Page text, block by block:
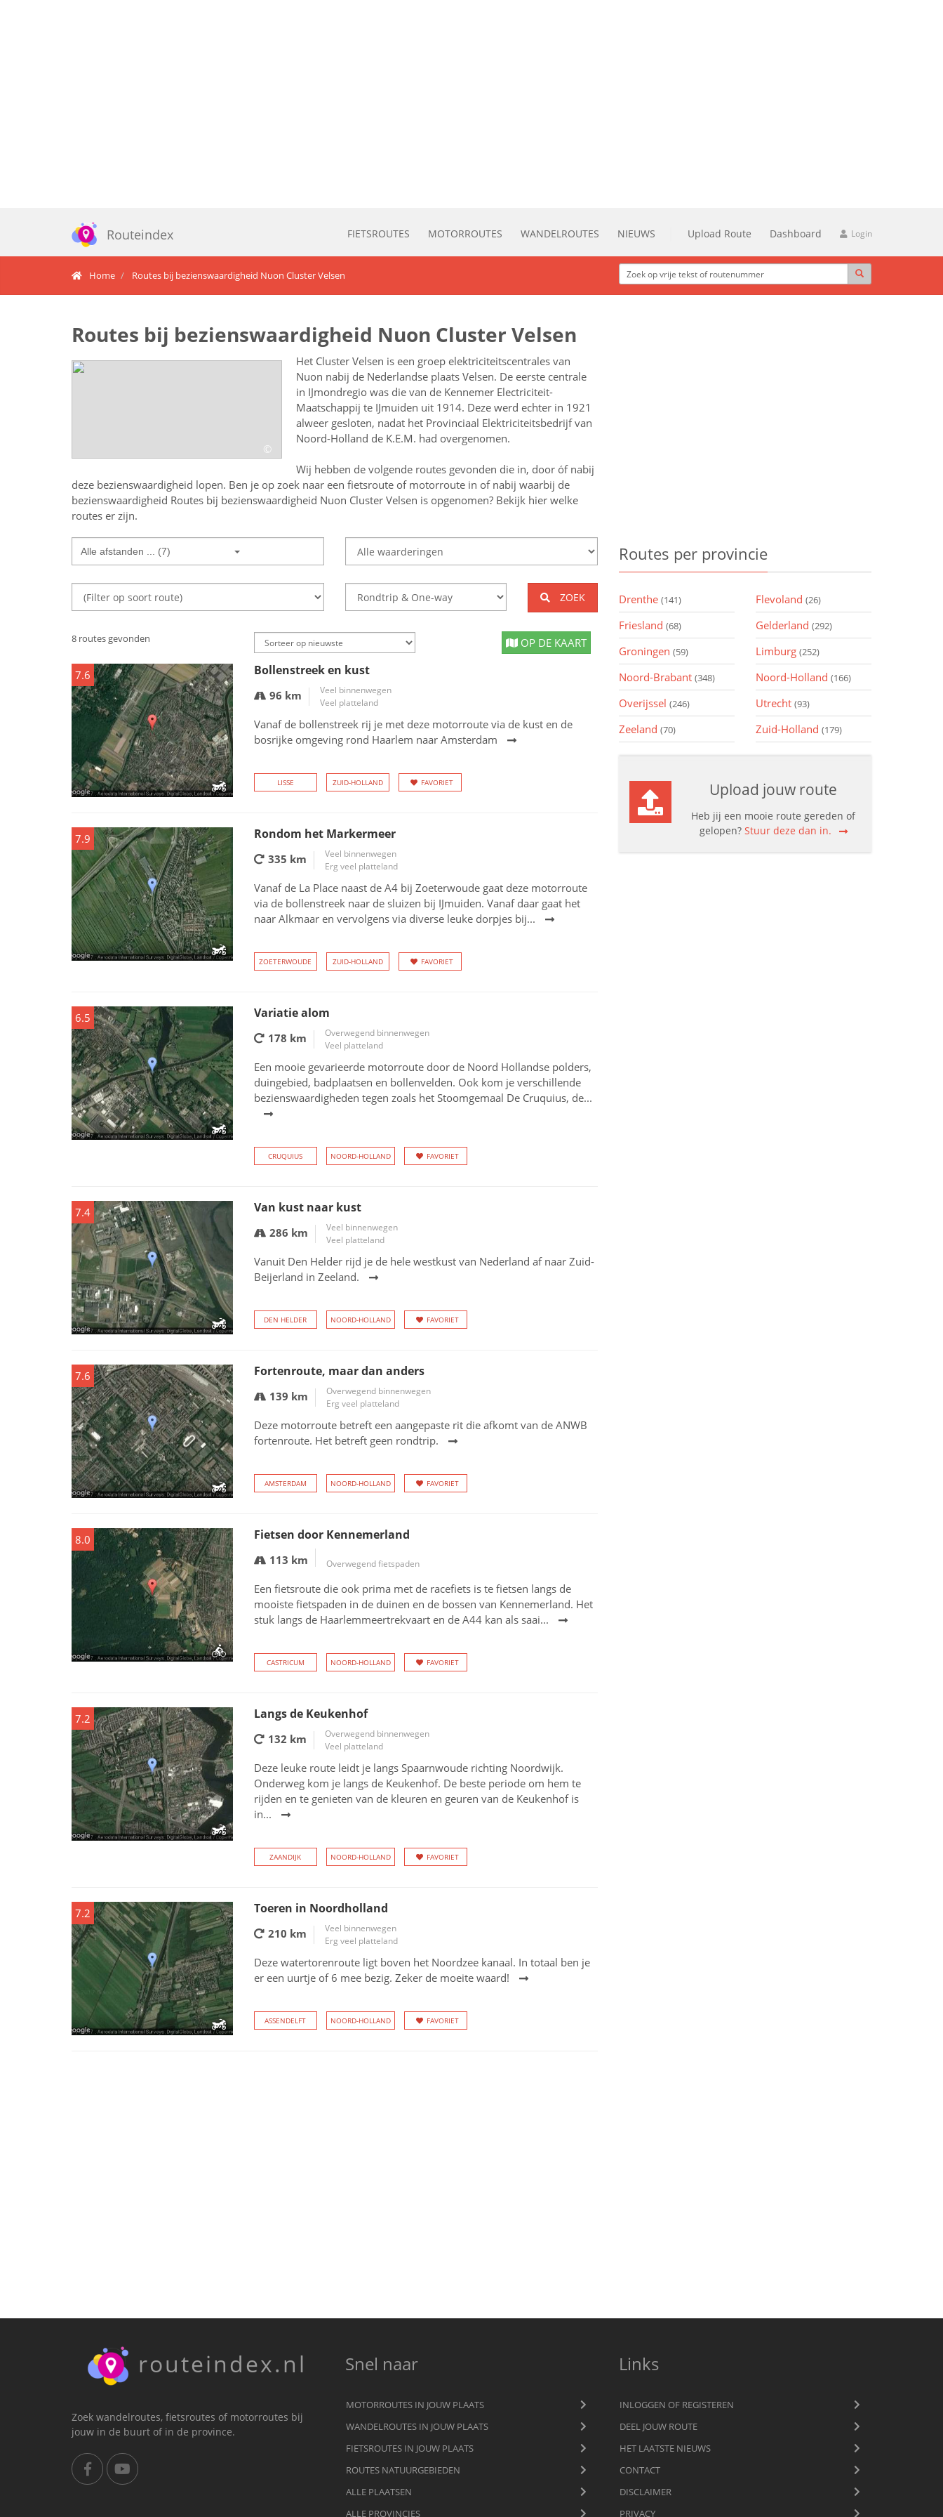
Routeindex FIETSROUTES MOTORROUTES WANDELROUTES NIEUWS Upload Route Dashboard Login
Home Routes bij bezienswaardigheid Nuon Cluster Velsen
Routes bij bezienswaardigheid Nuon Cluster Velsen
©
Het Cluster Velsen is een groep elektriciteitscentrales van
Nuon nabij de Nederlandse plaats Velsen. De eerste centrale
in IJmondregio was die van de Kennemer Electriciteit-
Maatschappij te IJmuiden uit 1914. Deze werd echter in 1921
alweer gesloten, nadat het Provinciaal Elektriciteitsbedrijf van
Noord-Holland de K.E.M. had overgenomen.
Wij hebben de volgende routes gevonden die in, door óf nabij
deze bezienswaardigheid lopen. Ben je op zoek naar een fietsroute of motorroute in of nabij waarbij de
bezienswaardigheid Routes bij bezienswaardigheid Nuon Cluster Velsen is opgenomen? Bekijk hier welke
routes er zijn.
Alle afstanden ... (7)
ZOEK
8 routes gevonden OP DE KAART
7.6 Bollenstreek en kust
96 km
Veel binnenwegen
Veel platteland
Vanaf de bollenstreek rij je met deze motorroute via de kust en de
bosrijke omgeving rond Haarlem naar Amsterdam
LISSE ZUID-HOLLAND FAVORIET
7.9 Rondom het Markermeer
335 km
Veel binnenwegen
Erg veel platteland
Vanaf de La Place naast de A4 bij Zoeterwoude gaat deze motorroute
via de bollenstreek naar de sluizen bij IJmuiden. Vanaf daar gaat het
naar Alkmaar en vervolgens via diverse leuke dorpjes bij...
ZOETERWOUDE ZUID-HOLLAND FAVORIET
6.5 Variatie alom
178 km
Overwegend binnenwegen
Veel platteland
Een mooie gevarieerde motorroute door de Noord Hollandse polders,
duingebied, badplaatsen en bollenvelden. Ook kom je verschillende
bezienswaardigheden tegen zoals het Stoomgemaal De Cruquius, de...
CRUQUIUS NOORD-HOLLAND FAVORIET
7.4 Van kust naar kust
286 km
Veel binnenwegen
Veel platteland
Vanuit Den Helder rijd je de hele westkust van Nederland af naar Zuid-
Beijerland in Zeeland.
DEN HELDER NOORD-HOLLAND FAVORIET
7.6 Fortenroute, maar dan anders
139 km
Overwegend binnenwegen
Erg veel platteland
Deze motorroute betreft een aangepaste rit die afkomt van de ANWB
fortenroute. Het betreft geen rondtrip.
AMSTERDAM NOORD-HOLLAND FAVORIET
8.0 Fietsen door Kennemerland
113 km Overwegend fietspaden
Een fietsroute die ook prima met de racefiets is te fietsen langs de
mooiste fietspaden in de duinen en de bossen van Kennemerland. Het
stuk langs de Haarlemmeertrekvaart en de A44 kan als saai...
CASTRICUM NOORD-HOLLAND FAVORIET
7.2 Langs de Keukenhof
132 km
Overwegend binnenwegen
Veel platteland
Deze leuke route leidt je langs Spaarnwoude richting Noordwijk.
Onderweg kom je langs de Keukenhof. De beste periode om hem te
rijden en te genieten van de kleuren en geuren van de Keukenhof is
in...
ZAANDIJK NOORD-HOLLAND FAVORIET
7.2 Toeren in Noordholland
210 km
Veel binnenwegen
Erg veel platteland
Deze watertorenroute ligt boven het Noordzee kanaal. In totaal ben je
er een uurtje of 6 mee bezig. Zeker de moeite waard!
ASSENDELFT NOORD-HOLLAND FAVORIET
Routes per provincie
Drenthe (141) Flevoland (26)
Friesland (68) Gelderland (292)
Groningen (59) Limburg (252)
Noord-Brabant (348) Noord-Holland (166)
Overijssel (246) Utrecht (93)
Zeeland (70) Zuid-Holland (179)
Upload jouw route
Heb jij een mooie route gereden of
gelopen? Stuur deze dan in.
routeindex.nl
Zoek wandelroutes, fietsroutes of motorroutes bij
jouw in de buurt of in de province.
Snel naar
MOTORROUTES IN JOUW PLAATS
WANDELROUTES IN JOUW PLAATS
FIETSROUTES IN JOUW PLAATS
ROUTES NATUURGEBIEDEN
ALLE PLAATSEN
ALLE PROVINCIES
Links
INLOGGEN OF REGISTEREN
DEEL JOUW ROUTE
HET LAATSTE NIEUWS
CONTACT
DISCLAIMER
PRIVACY